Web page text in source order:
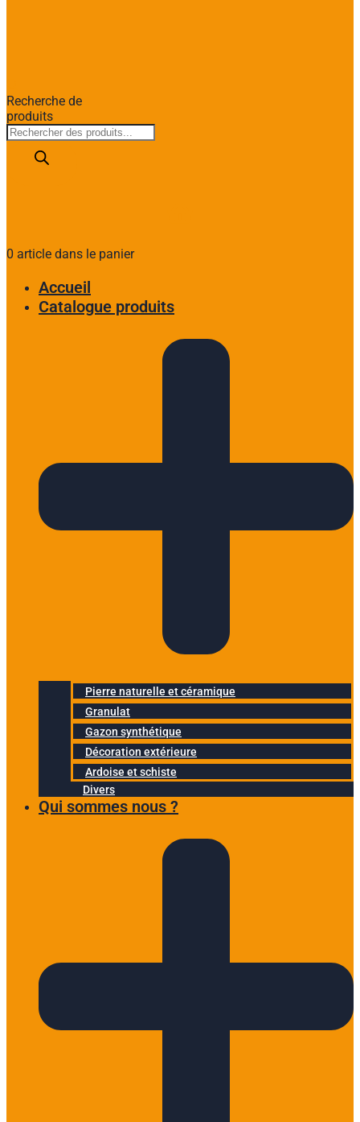
Recherche de
produits
0 article dans le panier
Accueil
Catalogue produits
Pierre naturelle et céramique
Granulat
Gazon synthétique
Décoration extérieure
Ardoise et schiste
Divers
Qui sommes nous ?